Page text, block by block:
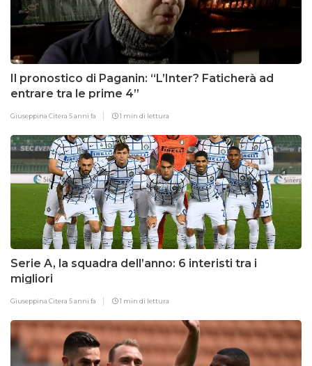
Il pronostico di Paganin: “L’Inter? Faticherà ad
entrare tra le prime 4”
Giuseppina Citera 5 anni fa 1 min di lettura
Serie A, la squadra dell’anno: 6 interisti tra i
migliori
Giuseppina Citera 5 anni fa 1 min di lettura